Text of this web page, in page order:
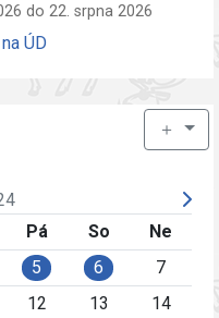
do 22. srpna 2026
ÚD
＋
Pá So
Ne
5 6
7
12 13
14